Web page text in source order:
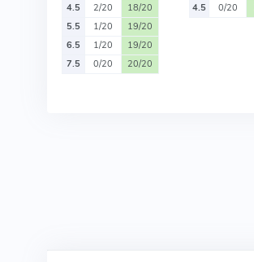
4.5
2/20
18/20
5.5
1/20
19/20
6.5
1/20
19/20
7.5
0/20 20/20
4.5
0/20